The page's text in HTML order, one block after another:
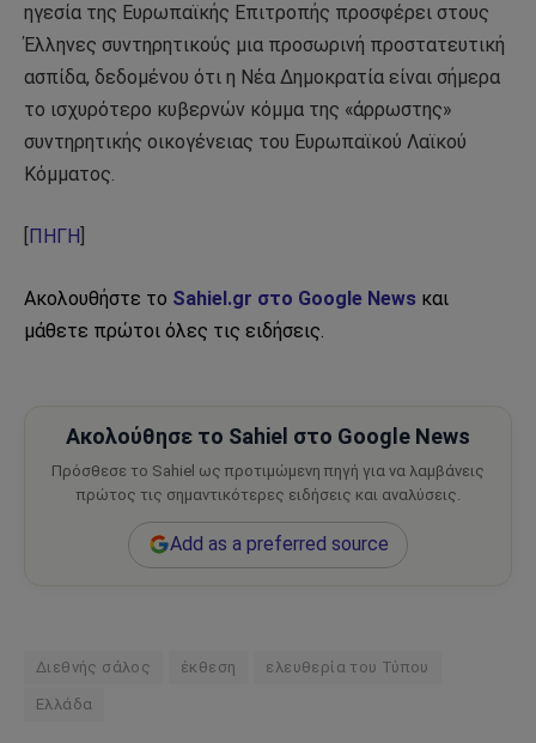
ηγεσία της Ευρωπαϊκής Επιτροπής προσφέρει στους
Έλληνες συντηρητικούς μια προσωρινή προστατευτική
ασπίδα, δεδομένου ότι η Νέα Δημοκρατία είναι σήμερα
το ισχυρότερο κυβερνών κόμμα της «άρρωστης»
συντηρητικής οικογένειας του Ευρωπαϊκού Λαϊκού
Κόμματος.
ΠΗΓΗ
Ακολουθήστε το Sahiel.gr στο Google News και
μάθετε πρώτοι όλες τις ειδήσεις.
Ακολούθησε το Sahiel στο Google News
Πρόσθεσε το Sahiel ως προτιμώμενη πηγή για να λαμβάνεις
πρώτος τις σημαντικότερες ειδήσεις και αναλύσεις.
Add as a preferred source
Διεθνής σάλος έκθεση ελευθερία του Τύπου
Ελλάδα